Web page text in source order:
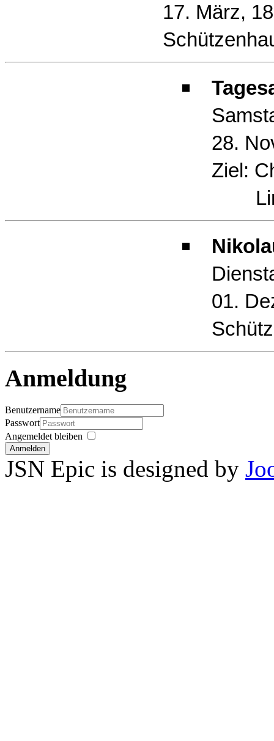
17. März,
28.
Ziel:
01.
Anmeldung
Benutzername
Passwort
Angemeldet bleiben
Anmelden
JSN Epic is designed by